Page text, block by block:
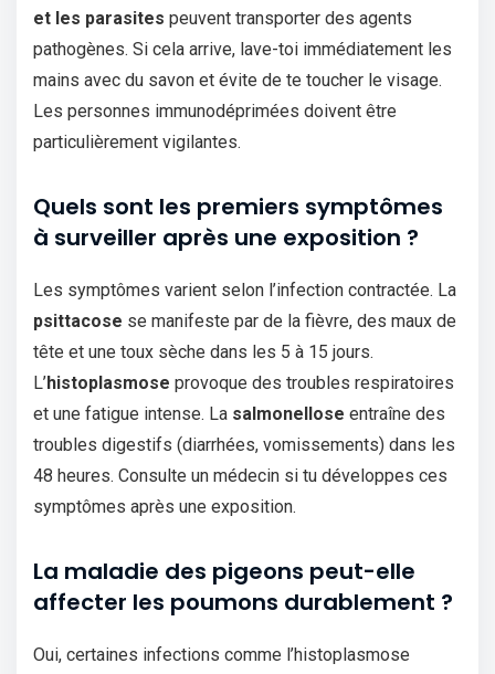
et les parasites peuvent transporter des agents
pathogènes. Si cela arrive, lave-toi immédiatement les
mains avec du savon et évite de te toucher le visage.
Les personnes immunodéprimées doivent être
particulièrement vigilantes.
Quels sont les premiers symptômes
à surveiller après une exposition ?
Les symptômes varient selon l’infection contractée. La
psittacose se manifeste par de la fièvre, des maux de
tête et une toux sèche dans les 5 à 15 jours.
L’histoplasmose provoque des troubles respiratoires
et une fatigue intense. La salmonellose entraîne des
troubles digestifs (diarrhées, vomissements) dans les
48 heures. Consulte un médecin si tu développes ces
symptômes après une exposition.
La maladie des pigeons peut-elle
affecter les poumons durablement ?
Oui, certaines infections comme l’histoplasmose